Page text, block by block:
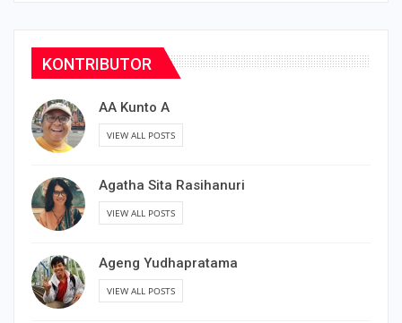
KONTRIBUTOR
AA Kunto A
VIEW ALL POSTS
Agatha Sita Rasihanuri
VIEW ALL POSTS
Ageng Yudhapratama
VIEW ALL POSTS